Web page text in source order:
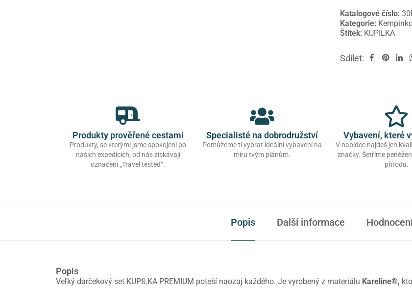
Katalogové číslo:
Kategorie:
Štítek: KUPILKA
Sdílet:
Produkty prověřené cestami
Produkty, se kterými jsme spokojení po
našich expedicích, od nás získávají
označení „Travel tested“.
Specialisté na dobrodružství
Pomůžeme ti vybrat ideální vybavení na
míru tvým plánům.
Vybavení, které
V nabídce najdeš jen
značky. Šetříme
přírodu.
Popis Další informace
Popis
Veľký darčekový set KUPILKA PREMIUM poteší naozaj každého. Je vyrobený z materiálu Kareline®,